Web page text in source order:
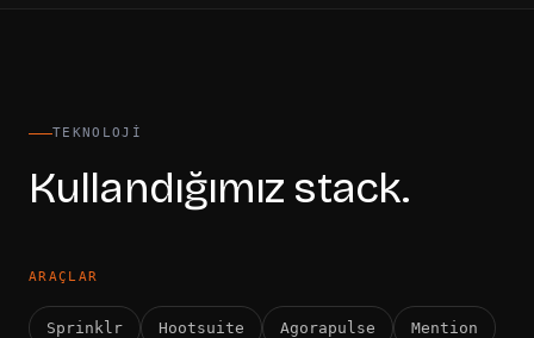
TEKNOLOJI
Kullandığımız stack.
ARAÇLAR
Sprinklr Hootsuite Agorapulse Mention